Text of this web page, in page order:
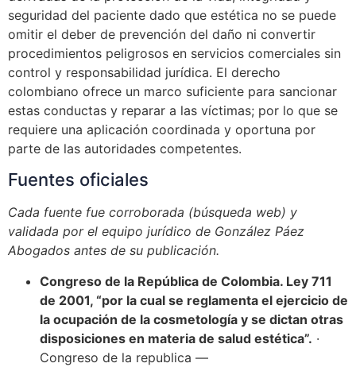
seguridad del paciente dado que estética no se puede
omitir el deber de prevención del daño ni convertir
procedimientos peligrosos en servicios comerciales sin
control y responsabilidad jurídica. El derecho
colombiano ofrece un marco suficiente para sancionar
estas conductas y reparar a las víctimas; por lo que se
requiere una aplicación coordinada y oportuna por
parte de las autoridades competentes.
Fuentes oficiales
Cada fuente fue corroborada (búsqueda web) y
validada por el equipo jurídico de González Páez
Abogados antes de su publicación.
Congreso de la República de Colombia. Ley 711
de 2001, “por la cual se reglamenta el ejercicio de
la ocupación de la cosmetología y se dictan otras
disposiciones en materia de salud estética”. ·
Congreso de la republica —